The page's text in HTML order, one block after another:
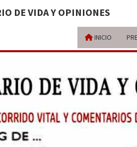
DE VIDA Y OPINIONES
INICIO